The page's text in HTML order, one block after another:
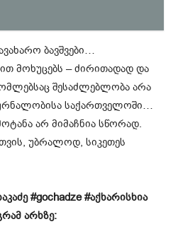
ბავშვები…
მოხუცებს – ძირითადად და
შესაძლებლობა არა
საქართველოში…
არ მიმაჩნია სწორად.
უბრალოდ, სიკეთეს
#gochadze #აქხარისხია
არხზე: